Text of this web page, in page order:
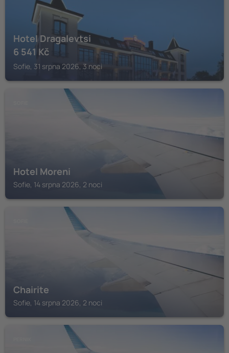
Hotel Dragalevtsi
6 541 Kč
Sofie, 31 srpna 2026, 3 noci
Hotel Moreni
Sofie, 14 srpna 2026, 2 noci
Chairite
Sofie, 14 srpna 2026, 2 noci